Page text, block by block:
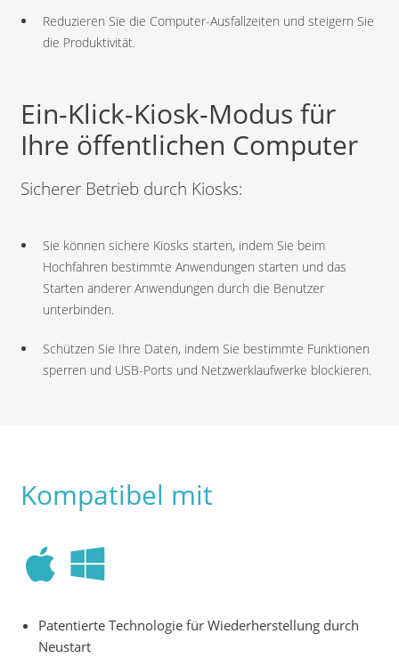
Reduzieren Sie die Computer-Ausfallzeiten und steigern Sie
die Produktivität.
Ein-Klick-Kiosk-Modus für
Ihre öffentlichen Computer
Sicherer Betrieb durch Kiosks:
Sie können sichere Kiosks starten, indem Sie beim
Hochfahren bestimmte Anwendungen starten und das
Starten anderer Anwendungen durch die Benutzer
unterbinden.
Schützen Sie Ihre Daten, indem Sie bestimmte Funktionen
sperren und USB-Ports und Netzwerklaufwerke blockieren.
Kompatibel mit
Patentierte Technologie für Wiederherstellung durch
Neustart